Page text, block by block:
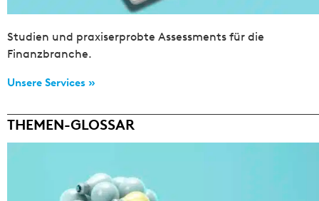
Studien und praxiserprobte Assessments für die
Finanzbranche.
Unsere Services »
THEMEN-GLOSSAR